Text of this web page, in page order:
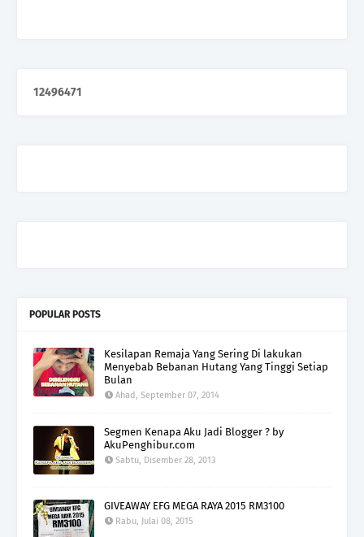
12496471
POPULAR POSTS
Kesilapan Remaja Yang Sering Di lakukan
Menyebab Bebanan Hutang Yang Tinggi Setiap
Bulan
Ahad, September 07, 2014
Segmen Kenapa Aku Jadi Blogger ? by
AkuPenghibur.com
Sabtu, Disember 28, 2013
GIVEAWAY EFG MEGA RAYA 2015 RM3100
Rabu, Julai 08, 2015